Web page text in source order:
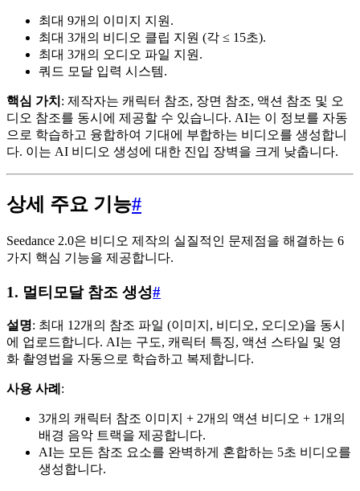
최대 9개의 이미지 지원.
최대 3개의 비디오 클립 지원 (각 ≤ 15초).
최대 3개의 오디오 파일 지원.
쿼드 모달 입력 시스템.
핵심 가치 : 제작자는 캐릭터 참조, 장면 참조, 액션 참조 및 오
디오 참조를 동시에 제공할 수 있습니다. AI는 이 정보를 자동
으로 학습하고 융합하여 기대에 부합하는 비디오를 생성합니
다. 이는 AI 비디오 생성에 대한 진입 장벽을 크게 낮춥니다.
상세 주요 기능#
Seedance 2.0은 비디오 제작의 실질적인 문제점을 해결하는 6
가지 핵심 기능을 제공합니다.
1. 멀티모달 참조 생성#
설명: 최대 12개의 참조 파일 (이미지, 비디오, 오디오)을 동시
에 업로드합니다. AI는 구도, 캐릭터 특징, 액션 스타일 및 영
화 촬영법을 자동으로 학습하고 복제합니다.
사용 사례 :
3개의 캐릭터 참조 이미지 + 2개의 액션 비디오 + 1개의
배경 음악 트랙을 제공합니다.
AI는 모든 참조 요소를 완벽하게 혼합하는 5초 비디오를
생성합니다.